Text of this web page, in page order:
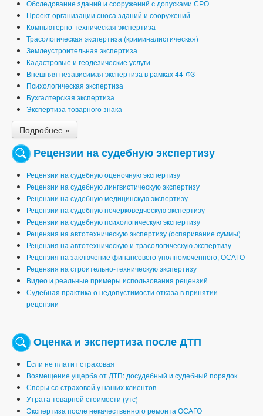
Обследование зданий и сооружений с допусками СРО
Проект организации сноса зданий и сооружений
Компьютерно-техническая экспертиза
Трасологическая экспертиза (криминалистическая)
Землеустроительная экспертиза
Кадастровые и геодезические услуги
Внешняя независимая экспертиза в рамках 44-ФЗ
Психологическая экспертиза
Бухгалтерская экспертиза
Экспертиза товарного знака
Подробнее »
Рецензии на судебную экспертизу
Рецензии на судебную оценочную экспертизу
Рецензии на судебную лингвистическую экспертизу
Рецензии на судебную медицинскую экспертизу
Рецензии на судебную почерковедческую экспертизу
Рецензии на судебную психологическую экспертизу
Рецензия на автотехническую экспертизу (оспаривание суммы)
Рецензия на автотехническую и трасологическую экспертизу
Рецензия на заключение финансового уполномоченного, ОСАГО
Рецензия на строительно-техническую экспертизу
Видео и реальные примеры использования рецензий
Судебная практика о недопустимости отказа в принятии
рецензии
Оценка и экспертиза после ДТП
Если не платит страховая
Возмещение ущерба от ДТП: досудебный и судебный порядок
Споры со страховой у наших клиентов
Утрата товарной стоимости (утс)
Экспертиза после некачественного ремонта ОСАГО